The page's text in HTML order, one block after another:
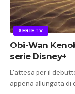
SERIE TV
Obi-Wan
serie Disney+
L'attesa per il
appena allungata di